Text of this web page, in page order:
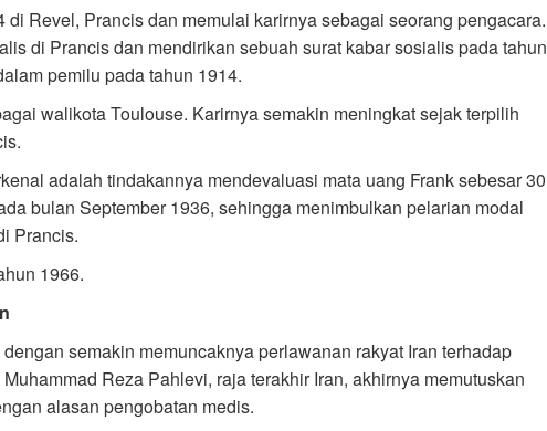
Revel, Prancis dan memulai karirnya sebagai seorang pengacara.
di Prancis dan mendirikan sebuah surat kabar sosialis pada tahun
pemilu pada tahun 1914.
walikota Toulouse. Karirnya semakin meningkat sejak terpilih
adalah tindakannya mendevaluasi mata uang Frank sebesar 30
bulan September 1936, sehingga menimbulkan pelarian modal
Prancis.
1966.
semakin memuncaknya perlawanan rakyat Iran terhadap
Reza Pahlevi, raja terakhir Iran, akhirnya memutuskan
alasan pengobatan medis.